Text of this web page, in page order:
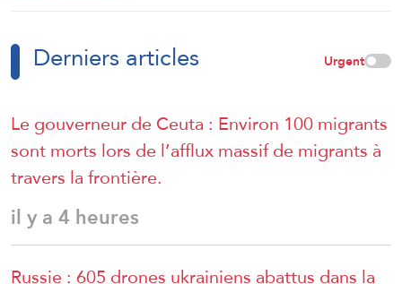
Derniers articles Urgent
Le gouverneur de Ceuta : Environ 100 migrants
sont morts lors de l’afflux massif de migrants à
travers la frontière.
il y a 4 heures
Russie : 605 drones ukrainiens abattus dans la